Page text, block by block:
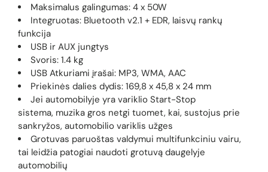
Maksimalus galingumas: 4 x 50W
Integruotas: Bluetooth v2.1 + EDR, laisvų rankų
funkcija
USB ir AUX jungtys
Svoris: 1.4 kg
USB Atkuriami įrašai: MP3, WMA, AAC
Priekinės dalies dydis: 169,8 x 45,8 x 24 mm
Jei automobilyje yra variklio Start-Stop
sistema, muzika gros netgi tuomet, kai, sustojus prie
sankryžos, automobilio variklis užges
Grotuvas paruoštas valdymui multifunkciniu vairu,
tai leidžia patogiai naudoti grotuvą daugelyje
automobilių